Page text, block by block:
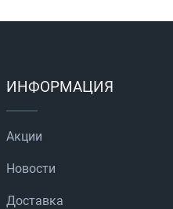
ИНФОРМАЦИЯ
Акции
Новости
Доставка